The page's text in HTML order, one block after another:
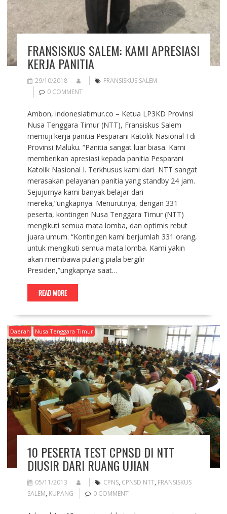
FRANSISKUS SALEM: KAMI APRESIASI
KERJA PANITIA
29/10/2018
FRANSISKUS SALEM
0 COMMENT
Ambon, indonesiatimur.co – Ketua LP3KD Provinsi
Nusa Tenggara Timur (NTT), Fransiskus Salem
memuji kerja panitia Pesparani Katolik Nasional I di
Provinsi Maluku. “Panitia sangat luar biasa. Kami
memberikan apresiasi kepada panitia Pesparani
Katolik Nasional I. Terkhusus kami dari NTT sangat
merasakan pelayanan panitia yang standby 24 jam.
Sejujurnya kami banyak belajar dari
mereka,”ungkapnya. Menurutnya, dengan 331
peserta, kontingen Nusa Tenggara Timur (NTT)
mengikuti semua mata lomba, dan optimis rebut
juara umum. “Kontingen kami berjumlah 331 orang,
untuk mengikuti semua mata lomba. Kami yakin
akan membawa pulang piala bergilir
Presiden,”ungkapnya saat…
READ MORE
Daerah Nusa Tenggara Timur
10 PESERTA TEST CPNSD DI NTT
DIUSIR DARI RUANG UJIAN
05/11/2013 CPNS, CPNSD NTT, FRANSISKUS
SALEM, KUPANG 0 COMMENT